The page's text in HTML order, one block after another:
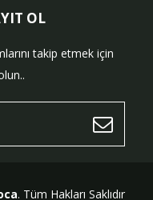
OL
takip etmek için
. Tüm Hakları Saklıdır